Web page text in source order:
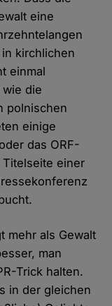
eine
kirchlichen
einmal
die
polnischen
einige
das ORF-
Titelseite einer
mehr als Gewalt
man
Trick halten.
in der gleichen